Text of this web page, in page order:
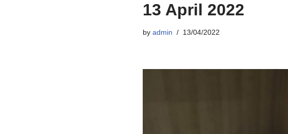
13 April 2022
by admin 13/04/2022